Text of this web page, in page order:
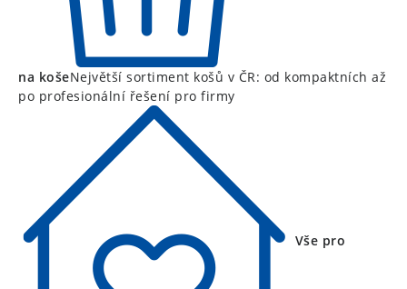
na košeNejvětší sortiment košů v ČR: od kompaktních až
po profesionální řešení pro firmy
Vše pro